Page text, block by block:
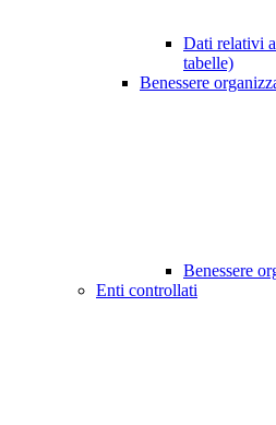
Dati relativi
tabelle)
Benessere
Benessere
Enti controllati